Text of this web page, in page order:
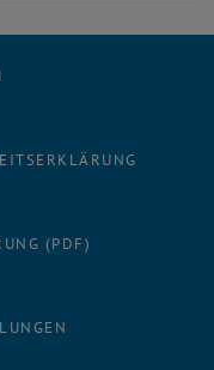
(PDF)